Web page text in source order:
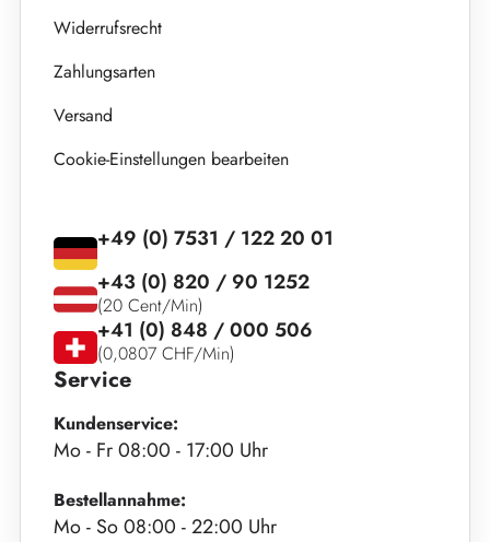
Widerrufsrecht
Zahlungsarten
Versand
Cookie-Einstellungen bearbeiten
Service
Kundenservice:
Mo - Fr 08:00 - 17:00 Uhr
Bestellannahme:
Mo - So 08:00 - 22:00 Uhr
+49 (0) 7531 / 122 20 01
+43 (0) 820 / 90 1252
(20 Cent/Min)
+41 (0) 848 / 000 506
(0,0807 CHF/Min)